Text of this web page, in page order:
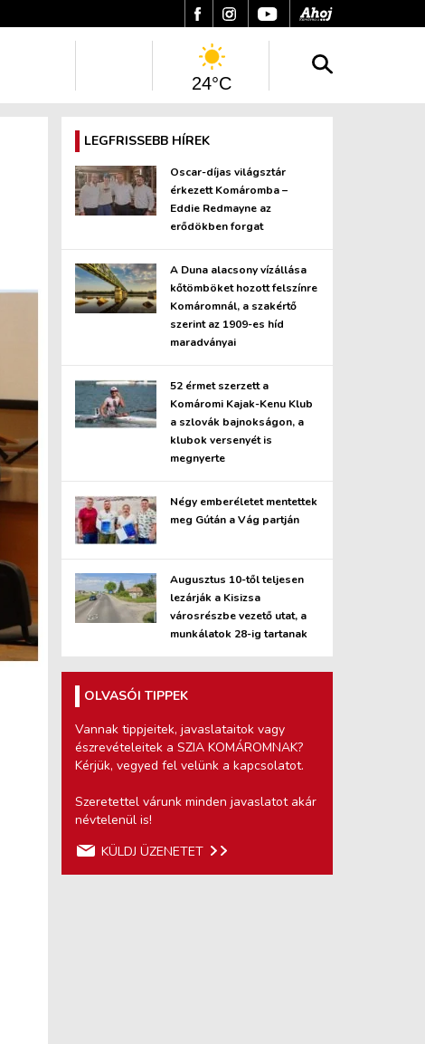
24°C
LEGFRISSEBB HÍREK
Oscar-díjas világsztár
érkezett Komáromba –
Eddie Redmayne az
erődökben forgat
A Duna alacsony vízállása
kőtömböket hozott felszínre
Komáromnál, a szakértő
szerint az 1909-es híd
maradványai
52 érmet szerzett a
Komáromi Kajak-Kenu Klub
a szlovák bajnokságon, a
klubok versenyét is
megnyerte
Négy emberéletet mentettek
meg Gútán a Vág partján
Augusztus 10-től teljesen
lezárják a Kisizsa
városrészbe vezető utat, a
munkálatok 28-ig tartanak
OLVASÓI TIPPEK
Vannak tippjeitek, javaslataitok vagy
észrevételeitek a SZIA KOMÁROMNAK?
Kérjük, vegyed fel velünk a kapcsolatot.
Szeretettel várunk minden javaslatot akár
névtelenül is!
KÜLDJ ÜZENETET